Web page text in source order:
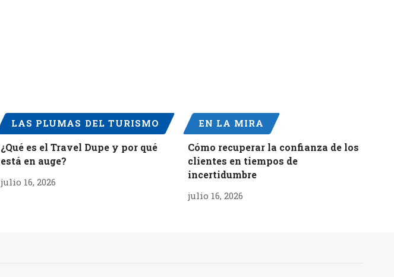
LAS PLUMAS DEL TURISMO
¿Qué es el Travel Dupe y por qué
está en auge?
julio 16, 2026
EN LA MIRA
Cómo recuperar la confianza de los
clientes en tiempos de
incertidumbre
julio 16, 2026